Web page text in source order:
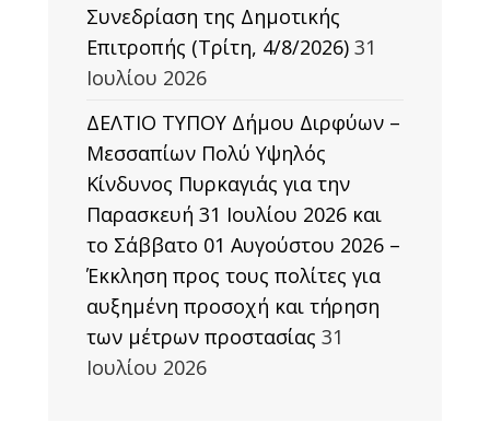
Συνεδρίαση της Δημοτικής
Επιτροπής (Τρίτη, 4/8/2026) 31
Ιουλίου 2026
ΔΕΛΤΙΟ ΤΥΠΟΥ Δήμου Διρφύων –
Μεσσαπίων Πολύ Υψηλός
Κίνδυνος Πυρκαγιάς για την
Παρασκευή 31 Ιουλίου 2026 και
το Σάββατο 01 Αυγούστου 2026 –
Έκκληση προς τους πολίτες για
αυξημένη προσοχή και τήρηση
των μέτρων προστασίας 31
Ιουλίου 2026